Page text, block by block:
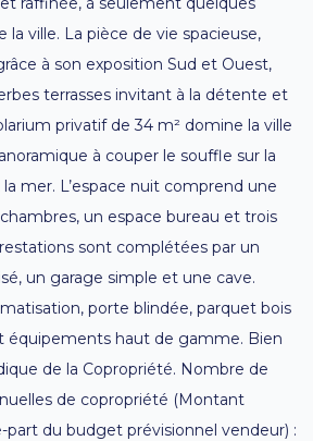
ville. La pièce de vie spacieuse,
à son exposition Sud et Ouest,
terrasses invitant à la détente et
privatif de 34 m² domine la ville
à couper le souffle sur la
mer. L’espace nuit comprend une
un espace bureau et trois
sont complétées par un
un garage simple et une cave.
porte blindée, parquet bois
équipements haut de gamme. Bien
de la Copropriété. Nombre de
de copropriété (Montant
du budget prévisionnel vendeur) :